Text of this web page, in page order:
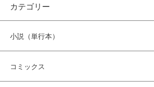
カテゴリー
小説（単行本）
コミックス